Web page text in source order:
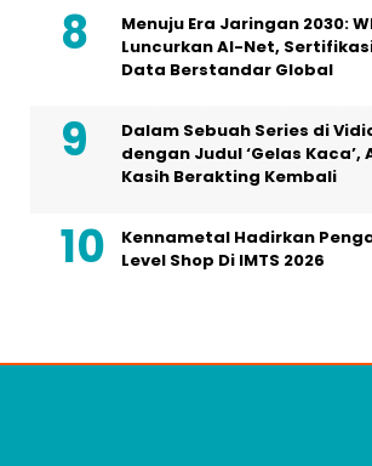
Menuju Era Jaringan 2030:
Luncurkan AI-Net,
Data Berstandar Global
Dalam Sebuah Series di
dengan Judul ‘Gelas Kaca’,
Kasih Berakting Kembali
Kennametal Hadirkan
Level Shop Di IMTS 2026